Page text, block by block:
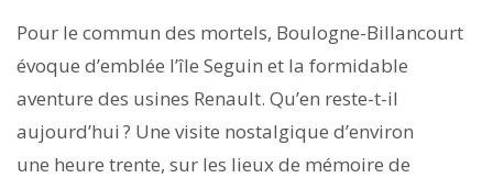
Pour le commun des mortels, Boulogne-Billancourt
évoque d’emblée l’île Seguin et la formidable
aventure des usines Renault. Qu’en reste-t-il
aujourd’hui ? Une visite nostalgique d’environ
une heure trente, sur les lieux de mémoire de